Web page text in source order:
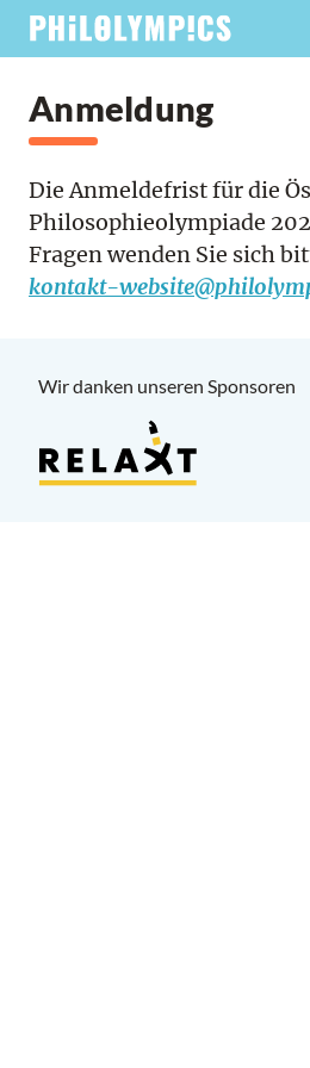
Anmeldung
Die Anmeldefrist für die
Philosophieolympiade
Fragen wenden Sie sich
kontakt-
Wir danken unseren Sponsoren